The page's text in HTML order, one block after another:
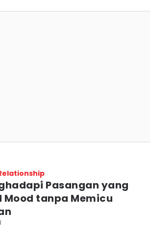
Pasangan yang
Mood tanpa Memicu